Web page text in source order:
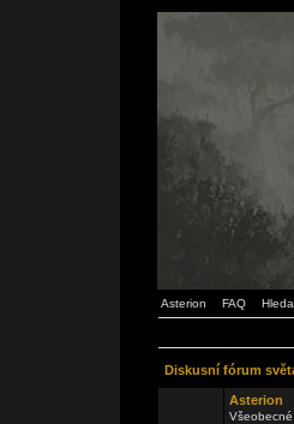
Asterion FAQ
Diskusní fórum
Asterion